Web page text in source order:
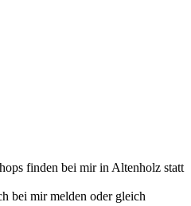
finden bei mir in Altenholz statt
bei mir melden oder gleich